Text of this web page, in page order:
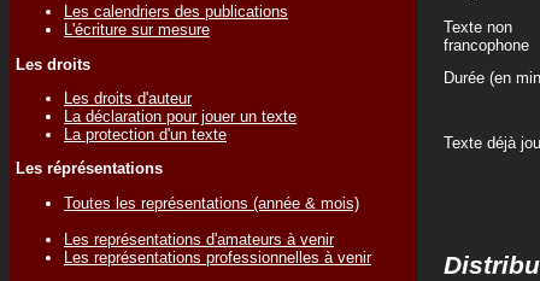
Les calendriers des publications
L'écriture sur mesure
Les droits
Les droits d'auteur
La déclaration pour jouer un texte
La protection d'un texte
Les réprésentations
Toutes les représentations (année & mois)
Les représentations d'amateurs à venir
Les représentations professionnelles à venir
Texte non
francophone
Durée (en
Texte déjà